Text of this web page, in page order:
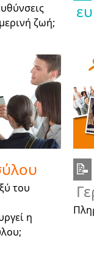
ζωή;
του
η
📝